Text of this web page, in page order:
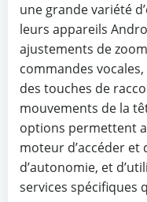
une grande variété
leurs appareils
ajustements de
commandes
des touches de
mouvements de la
options permettent
moteur d’accéder et
d’autonomie, et
services spécifiques